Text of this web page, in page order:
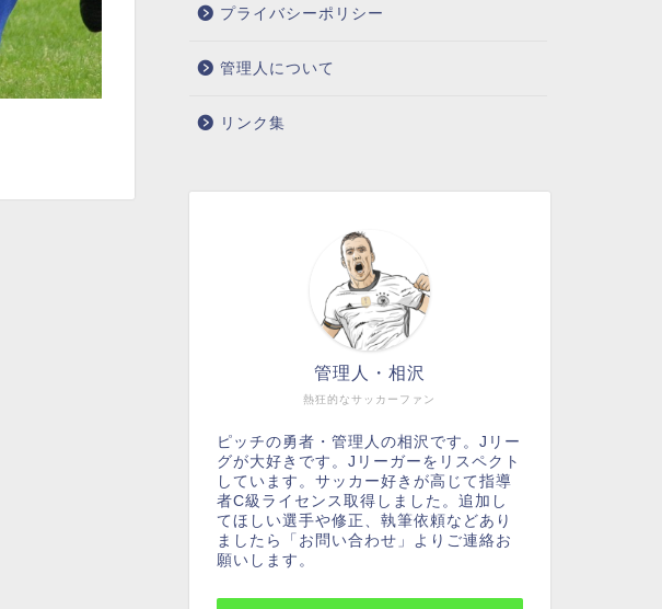
プライバシーポリシー
管理人について
リンク集
熱狂的なサッカーファン
管理人・相沢
ピッチの勇者・管理人の相沢です。Jリー
グが大好きです。Jリーガーをリスペクト
しています。サッカー好きが高じて指導
者C級ライセンス取得しました。追加し
てほしい選手や修正、執筆依頼などあり
ましたら「お問い合わせ」よりご連絡お
願いします。